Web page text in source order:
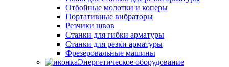
Отбойные молотки и коперы
Портативные вибраторы
Резчики швов
Станки для гибки арматуры
Станки для резки арматуры
Фрезеровальные машины
Энергетическое оборудование